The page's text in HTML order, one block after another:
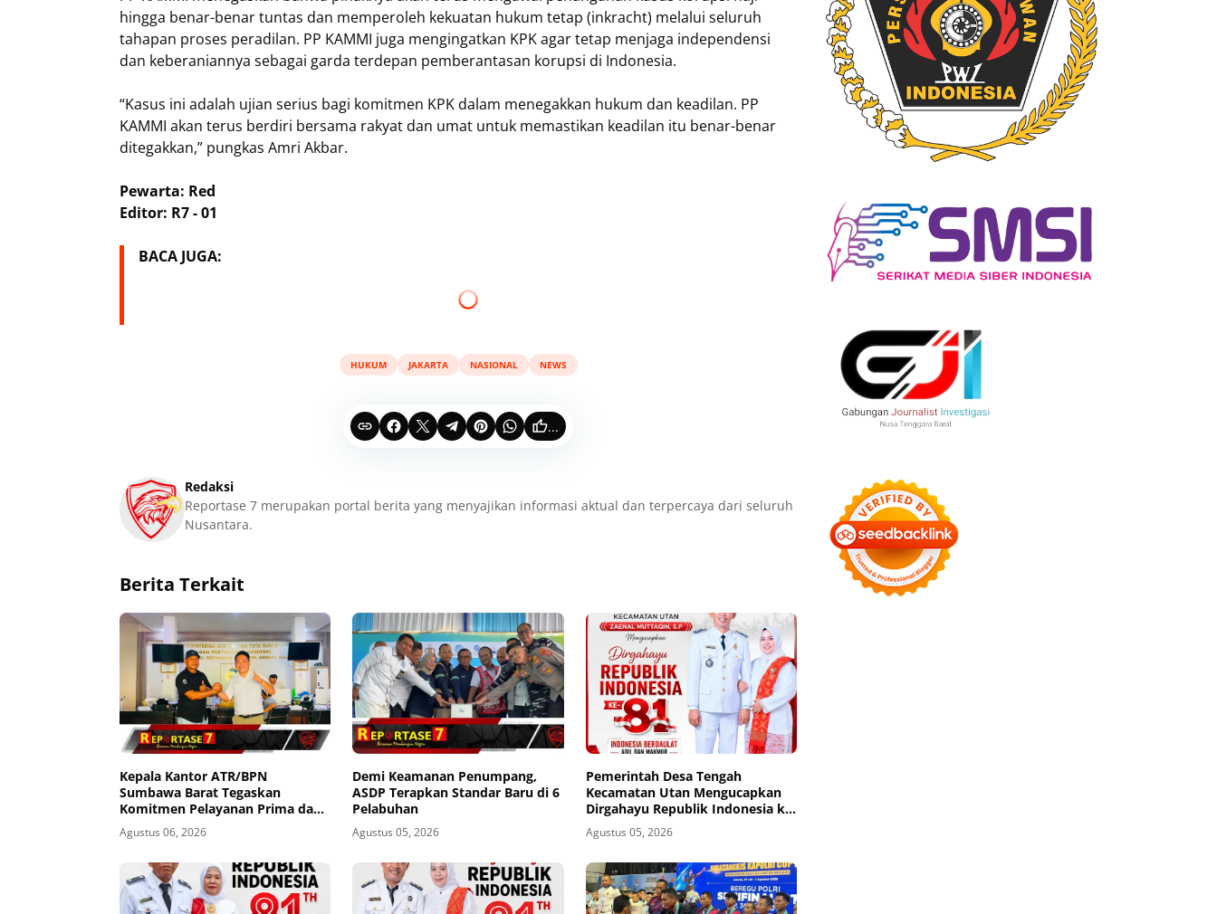
hingga benar-benar tuntas dan memperoleh kekuatan hukum tetap (inkracht) melalui seluruh
tahapan proses peradilan. PP KAMMI juga mengingatkan KPK agar tetap menjaga independensi
dan keberaniannya sebagai garda terdepan pemberantasan korupsi di Indonesia.
“Kasus ini adalah ujian serius bagi komitmen KPK dalam menegakkan hukum dan keadilan. PP
KAMMI akan terus berdiri bersama rakyat dan umat untuk memastikan keadilan itu benar-benar
ditegakkan,” pungkas Amri Akbar.
Pewarta: Red
Editor: R7 - 01
BACA JUGA:
HUKUM JAKARTA NASIONAL NEWS
...
Redaksi
Reportase 7 merupakan portal berita yang menyajikan informasi aktual dan terpercaya dari seluruh
Nusantara.
Berita Terkait
Kepala Kantor ATR/BPN
Sumbawa Barat Tegaskan
Komitmen Pelayanan Prima dan
Buka Pintu Pengaduan
Masyarakat
Agustus 06, 2026
Demi Keamanan Penumpang,
ASDP Terapkan Standar Baru di 6
Pelabuhan
Agustus 05, 2026
Pemerintah Desa Tengah
Kecamatan Utan Mengucapkan
Dirgahayu Republik Indonesia ke-
81
Agustus 05, 2026